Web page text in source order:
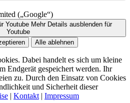
(„Google“)
Youtube Mehr Details ausblendenfür
Youtube
Alle ablehnen
Dabei handelt es sich um kleine
Endgerät gespeichert werden. Ihr
zu. Durch den Einsatz von Cookies
und Sicherheit dieser
| Kontakt | Impressum